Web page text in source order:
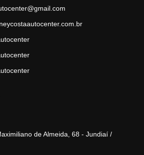
de Almeida, 68 - Jundiaí /